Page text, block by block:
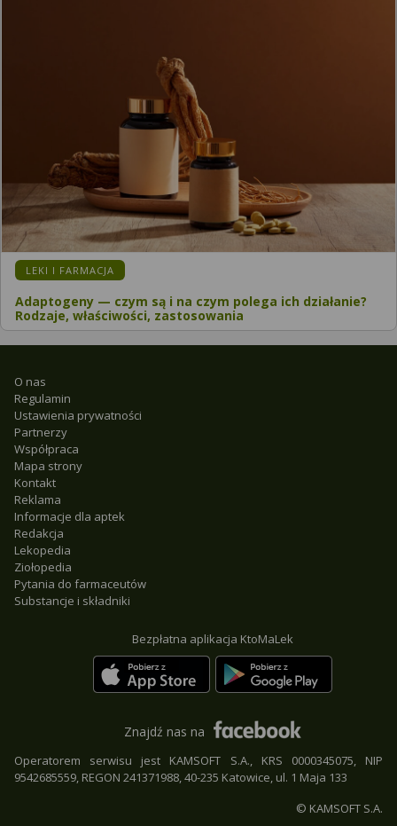
LEKI I FARMACJA
Adaptogeny — czym są i na czym polega ich działanie?
Rodzaje, właściwości, zastosowania
O nas
Regulamin
Ustawienia prywatności
Partnerzy
Współpraca
Mapa strony
Kontakt
Reklama
Informacje dla aptek
Redakcja
Lekopedia
Ziołopedia
Pytania do farmaceutów
Substancje i składniki
Bezpłatna aplikacja KtoMaLek
Znajdź nas na
Operatorem serwisu jest KAMSOFT S.A., KRS 0000345075, NIP
9542685559, REGON 241371988, 40-235 Katowice, ul. 1 Maja 133
© KAMSOFT S.A.